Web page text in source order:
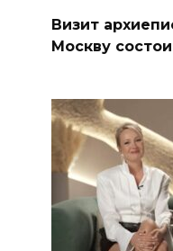
Визит
Москву